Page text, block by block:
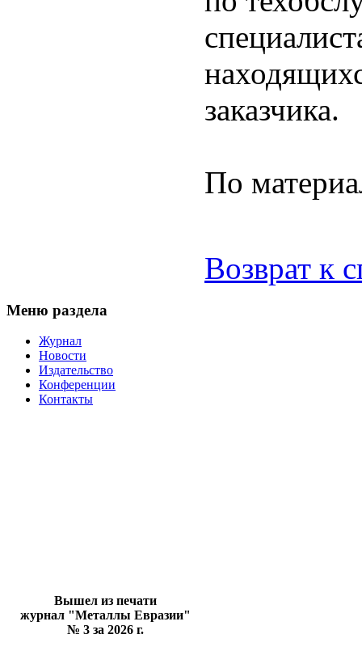
заказчика.
По
Возврат к
Меню раздела
Журнал
Новости
Издательство
Конференции
Контакты
Вышел из печати
журнал "Металлы Евразии"
№ 3 за 2026 г.